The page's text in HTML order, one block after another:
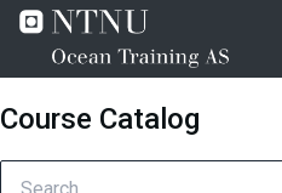
Course Catalog